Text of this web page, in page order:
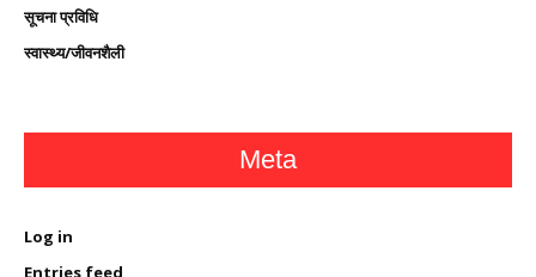
सूचना प्रविधि
स्वास्थ्य/जीवनशैली
Meta
Log in
Entries feed